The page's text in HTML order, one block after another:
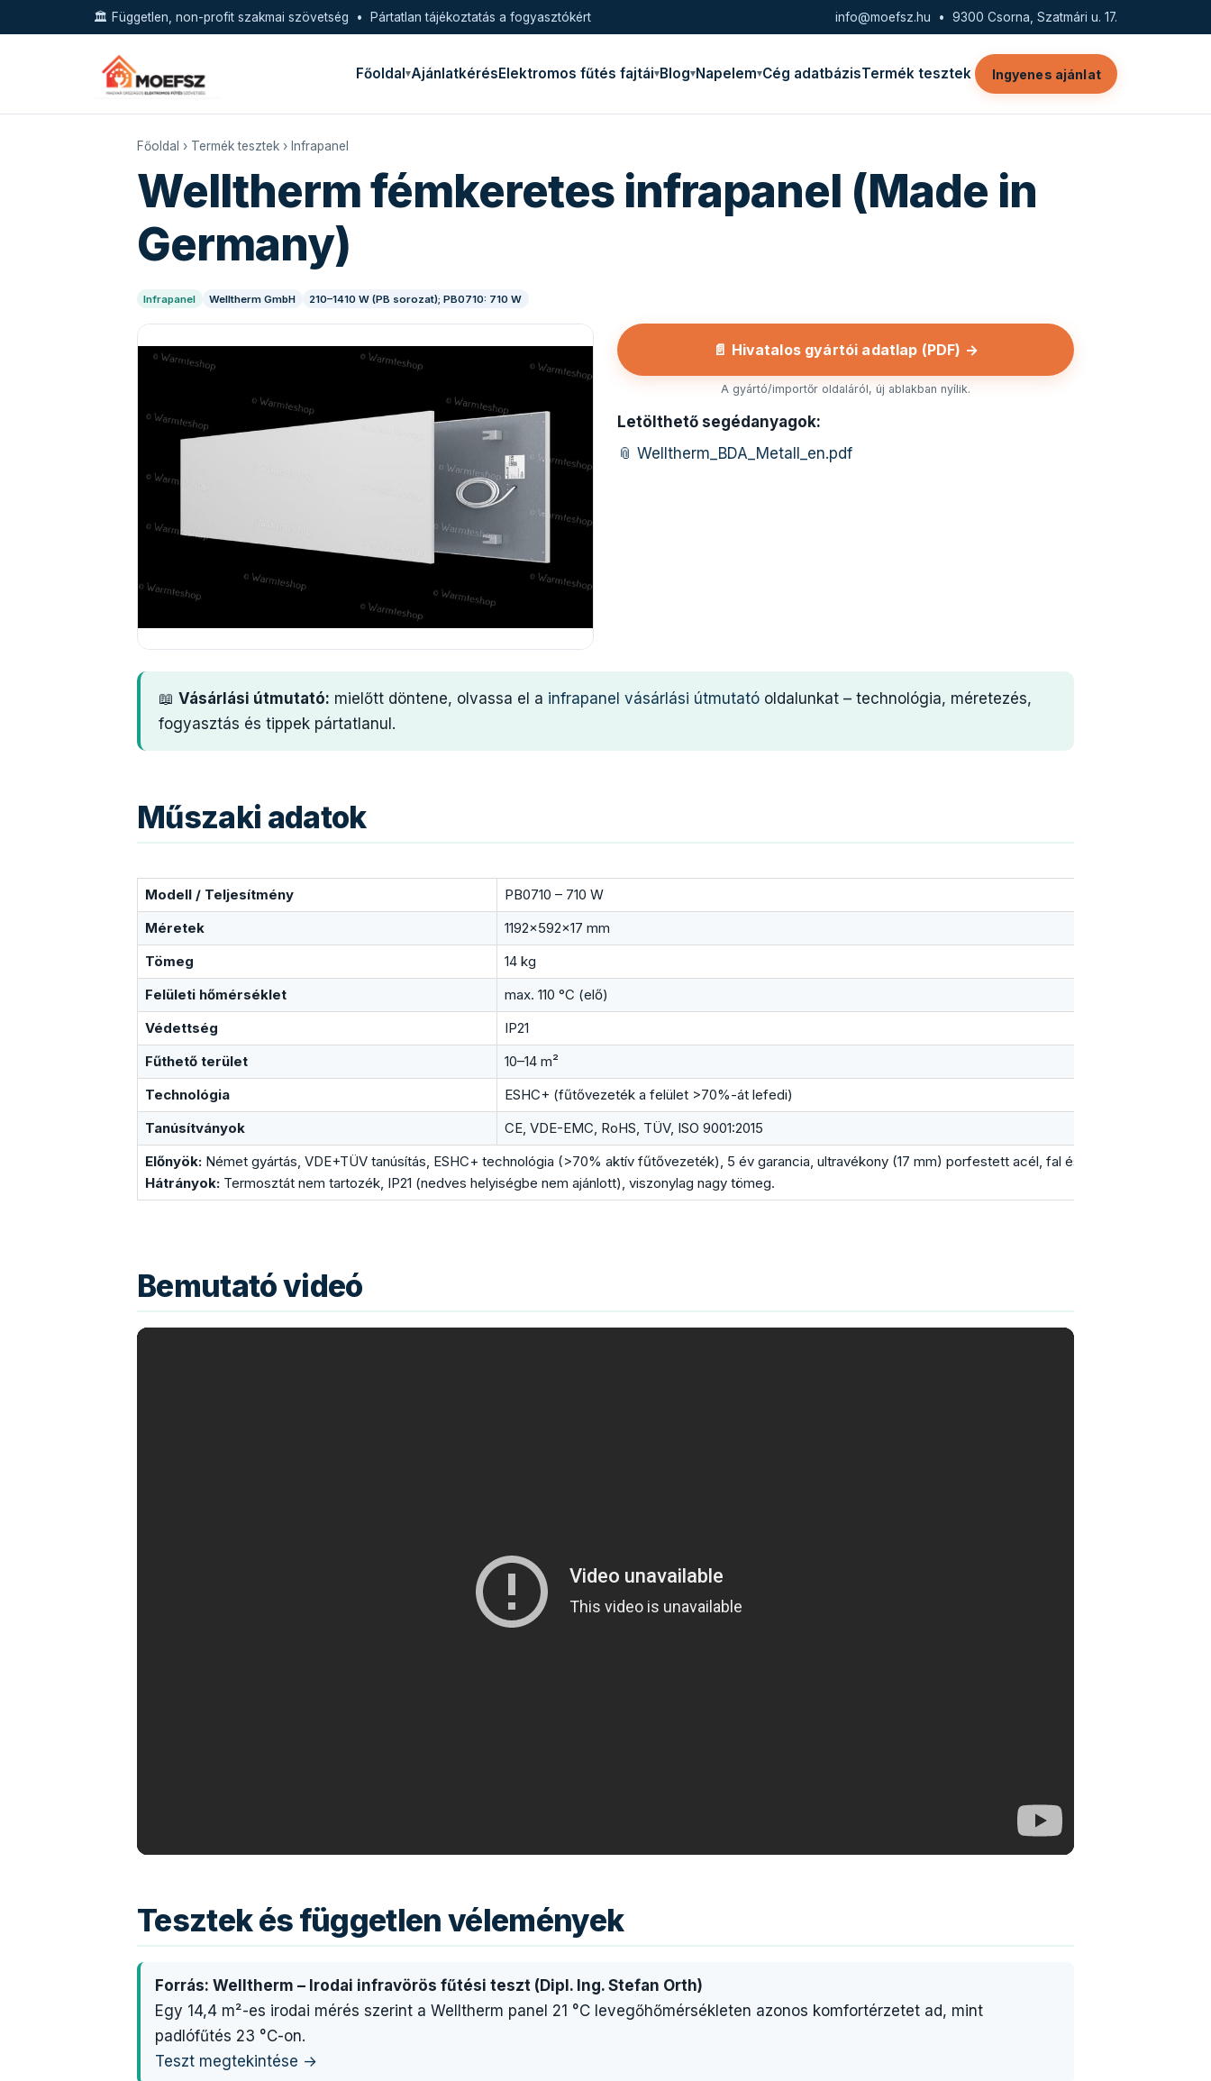
🏛️ Független, non-profit szakmai szövetség • Pártatlan tájékoztatás a fogyasztókért info@moefsz.hu • 9300 Csorna, Szatmári u. 17.
Főoldal AjánlatkérésElektromos fűtés fajtái Blog Napelem Cég adatbázisTermék tesztek Ingyenes ajánlat
Főoldal › Termék tesztek › Infrapanel
Welltherm fémkeretes infrapanel (Made in
Germany)
Infrapanel Welltherm GmbH 210–1410 W (PB sorozat); PB0710: 710 W
📄 Hivatalos gyártói adatlap (PDF) →
A gyártó/importőr oldaláról, új ablakban nyílik.
Letölthető segédanyagok:
📎 Welltherm_BDA_Metall_en.pdf
📖 Vásárlási útmutató: mielőtt döntene, olvassa el a infrapanel vásárlási útmutató oldalunkat – technológia, méretezés,
fogyasztás és tippek pártatlanul.
Műszaki adatok
Modell / Teljesítmény
PB0710 – 710 W
Méretek
1192×592×17 mm
Tömeg
14 kg
Felületi hőmérséklet
max. 110 °C (elő)
Védettség
IP21
Fűthető terület
10–14 m²
Technológia
ESHC+ (fűtővezeték a felület >70%-át lefedi)
Tanúsítványok
CE, VDE-EMC, RoHS, TÜV, ISO 9001:2015
Előnyök: Német gyártás, VDE+TÜV tanúsítás, ESHC+ technológia (>70% aktív fűtővezeték), 5 év garancia, ultravékony (17 mm) porfestett acél, fal és mennyezet.
Hátrányok: Termosztát nem tartozék, IP21 (nedves helyiségbe nem ajánlott), viszonylag nagy tömeg.
Bemutató videó
Tesztek és független vélemények
Forrás: Welltherm – Irodai infravörös fűtési teszt (Dipl. Ing. Stefan Orth)
Egy 14,4 m²-es irodai mérés szerint a Welltherm panel 21 °C levegőhőmérsékleten azonos komfortérzetet ad, mint
padlófűtés 23 °C-on.
Teszt megtekintése →